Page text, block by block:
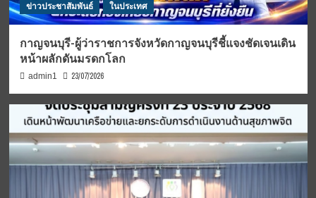
ข่าวประชาสัมพันธ์ ในประเทศ
กาญจนบุรี-ผู้ว่าราชการจังหวัดกาญจนบุรีชี้แจงชัดเจนเดิน
หน้าผลักดันมรดกโลก
admin1 23/07/2026